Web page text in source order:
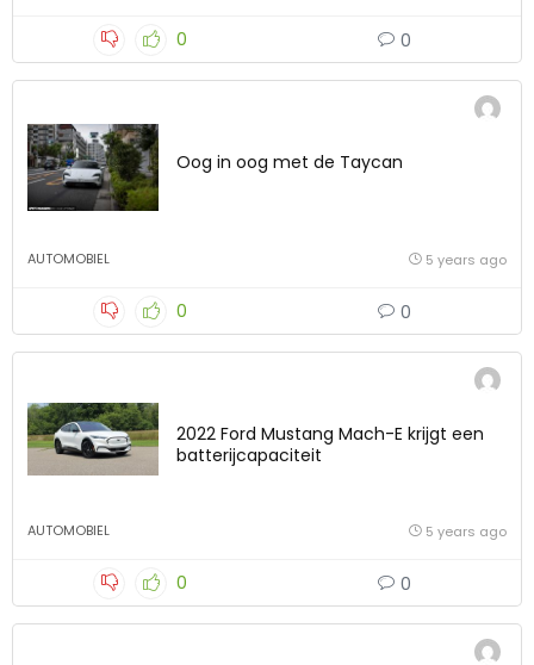
0 0
Oog in oog met de Taycan
AUTOMOBIEL 5 years ago
0 0
2022 Ford Mustang Mach-E krijgt een
batterijcapaciteit
AUTOMOBIEL 5 years ago
0 0